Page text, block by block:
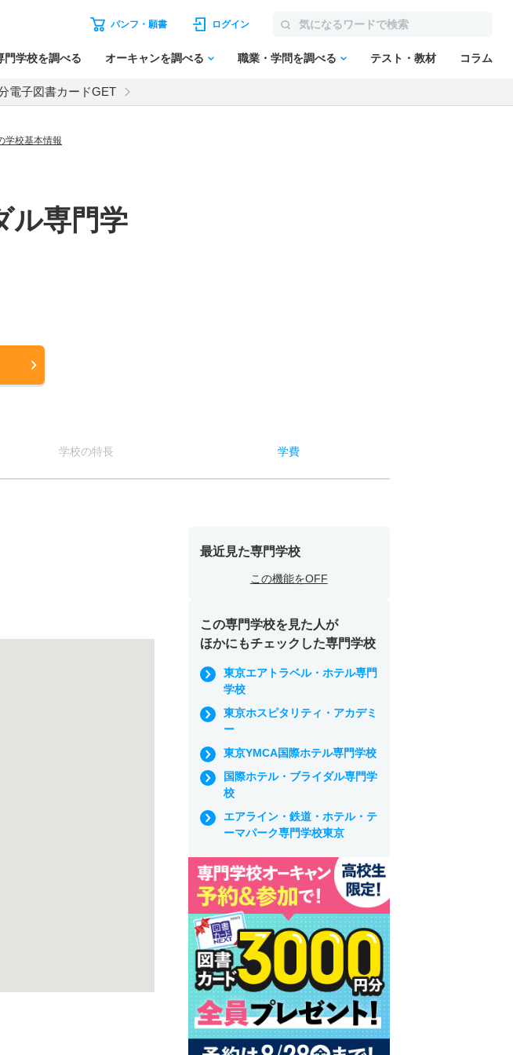
パンフ・願書 ログイン
門学校を調べる オーキャンを調べる 職業・学問を調べる テスト・教材 コラム
電子図書カードGET
学校基本情報
ル専門学
学校の特長 学費
最近見た専門学校
この機能をOFF
この専門学校を見た人が
ほかにもチェックした専門学校
東京エアトラベル・ホテル専門
学校
東京ホスピタリティ・アカデミ
ー
東京YMCA国際ホテル専門学校
国際ホテル・ブライダル専門学
校
エアライン・鉄道・ホテル・テ
ーマパーク専門学校東京